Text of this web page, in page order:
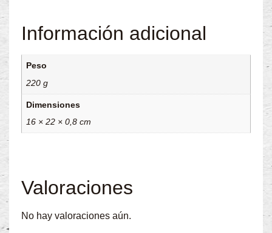
Información adicional
Peso
220 g
Dimensiones
16 × 22 × 0,8 cm
Valoraciones
No hay valoraciones aún.